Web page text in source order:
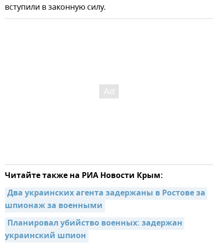
вступили в законную силу.
Читайте также на РИА Новости Крым:
Два украинских агента задержаны в Ростове за
шпионаж за военными
Планировал убийство военных: задержан
украинский шпион